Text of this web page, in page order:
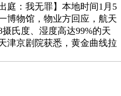
庭：我无罪】本地时间1月5
博物馆，物业方回应，航天
氏度、湿度高达99%的天
津京剧院获悉，黄金曲线拉